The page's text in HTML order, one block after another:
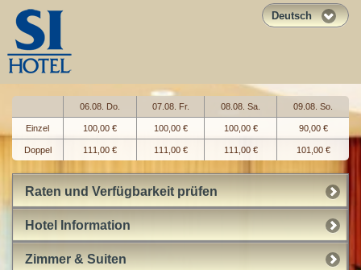
Deutsch
06.08. Do. 07.08. Fr. 08.08. Sa. 09.08. So.
Einzel 100,00 € 100,00 € 100,00 € 90,00 €
Doppel 111,00 € 111,00 € 111,00 € 101,00 €
Raten und Verfügbarkeit prüfen
Hotel Information
Zimmer & Suiten